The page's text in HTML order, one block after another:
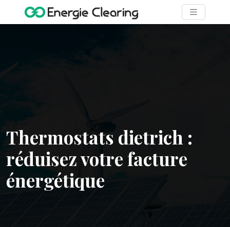
Thermostats dietrich :
réduisez votre facture
énergétique